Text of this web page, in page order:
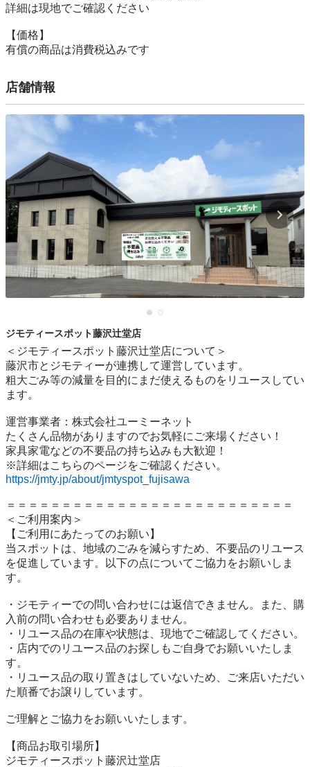
詳細は現地でご確認ください
【価格】
有償の商品は消費税込みです
店舗情報
ジモティースポット藤沢辻堂店
＜ジモティースポット藤沢辻堂店について＞
藤沢市とジモティーが連携して運営しています。
粗⼤ごみ等の減量を⽬的にまだ使えるものをリユースしてい
ます。
運営事業者：株式会社ユーミーネット
たくさん品物がありますのでお気軽にご来場ください！
家具家電などの不要品の持ち込みも大歓迎！
https://jmty.jp/about/jmtyspot_fujisawa
＝＝＝＝＝＝＝＝＝＝＝＝＝＝＝＝＝＝＝＝＝＝＝＝＝＝
＜ご利用案内＞
【ご利用にあたってのお願い】
当スポットは、地域のごみを減らすため、不要品のリユース
を促進しています。以下の点についてご協力をお願いしま
す。
・ジモティーでの問い合わせには返信できません。また、購
入前の問い合わせも必要ありません。
・リユース品の在庫や状態は、現地でご確認してください。
・店内でのリユース品のお探しもご自身でお願いいたしま
す。
・リユース品の取り置きはしていないため、ご来店いただい
た順番でお譲りしています。
ご理解とご協力をお願いいたします。
【商品お取引場所】
ジモティースポット藤沢辻堂店